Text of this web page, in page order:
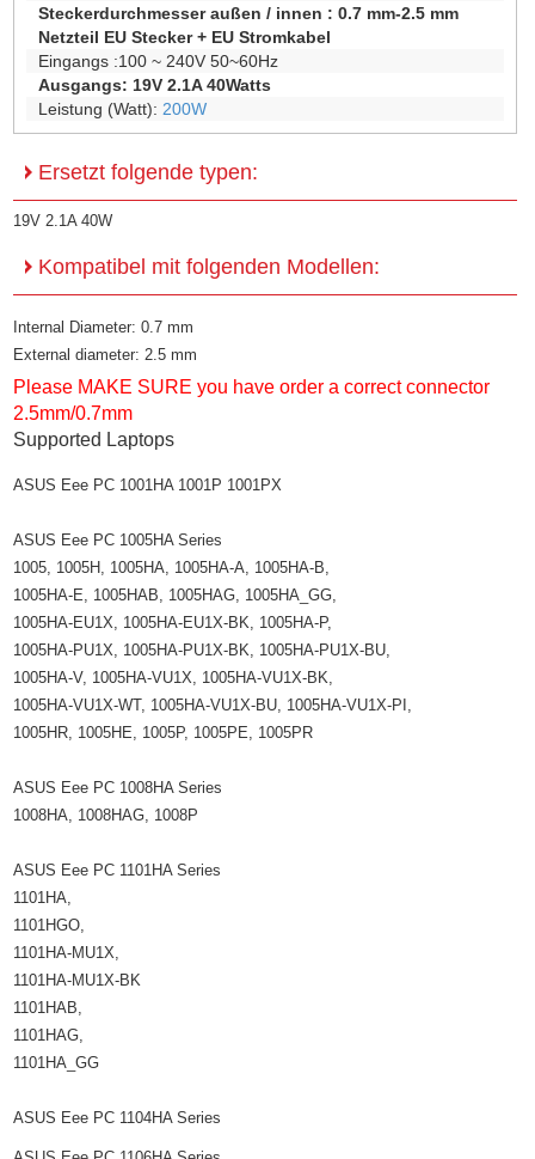
Steckerdurchmesser außen / innen :0.7 mm-2.5 mm
Netzteil EU Stecker + EU Stromkabel
Eingangs :100 ~ 240V 50~60Hz
Ausgangs: 19V 2.1A 40Watts
Leistung (Watt): 200W
Ersetzt folgende typen:
19V 2.1A 40W
Kompatibel mit folgenden Modellen:
Internal Diameter: 0.7 mm
External diameter: 2.5 mm
Please MAKE SURE you have order a correct connector
2.5mm/0.7mm
Supported Laptops
ASUS Eee PC 1001HA 1001P 1001PX
ASUS Eee PC 1005HA Series
1005, 1005H, 1005HA, 1005HA-A, 1005HA-B,
1005HA-E, 1005HAB, 1005HAG, 1005HA_GG,
1005HA-EU1X, 1005HA-EU1X-BK, 1005HA-P,
1005HA-PU1X, 1005HA-PU1X-BK, 1005HA-PU1X-BU,
1005HA-V, 1005HA-VU1X, 1005HA-VU1X-BK,
1005HA-VU1X-WT, 1005HA-VU1X-BU, 1005HA-VU1X-PI,
1005HR, 1005HE, 1005P, 1005PE, 1005PR
ASUS Eee PC 1008HA Series
1008HA, 1008HAG, 1008P
ASUS Eee PC 1101HA Series
1101HA,
1101HGO,
1101HA-MU1X,
1101HA-MU1X-BK
1101HAB,
1101HAG,
1101HA_GG
ASUS Eee PC 1104HA Series